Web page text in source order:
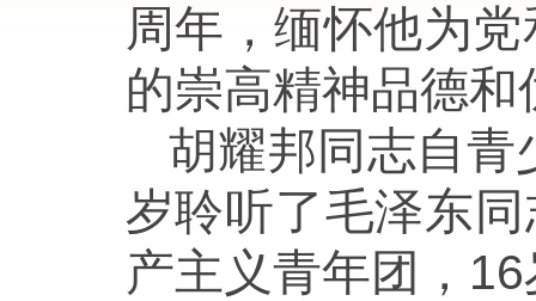
周年，缅怀他为
的崇高精神品德和
胡耀邦同志自青
岁聆听了毛泽东
产主义青年团，